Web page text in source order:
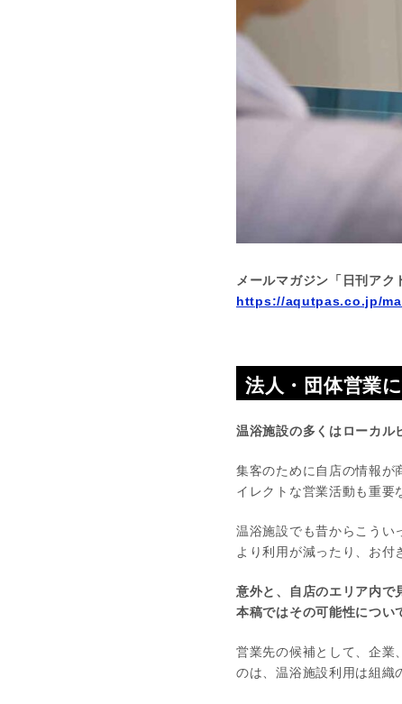
メールマガジン「日刊ア
https://aqutpas.co.jp/
法人・団体営業
温浴施設の多くはローカル
集客のために自店の情報が
イレクトな営業活動も重要
温浴施設でも昔からこうい
より利用が減ったり、お付
意外と、自店のエリア内で
本稿ではその可能性につい
営業先の候補として、企業
のは、温浴施設利用は組織